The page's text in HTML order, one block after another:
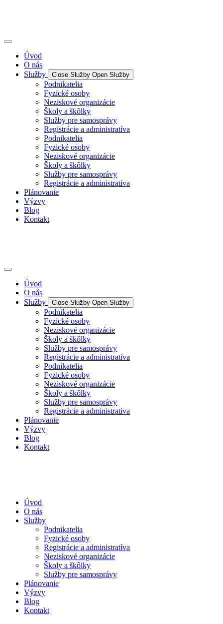
Úvod
O nás
Služby
Close Služby Open Služby
Podnikatelia
Fyzické osoby
Neziskové organizácie
Školy a škôlky
Služby pre samosprávy
Registrácie a administratíva
Podnikatelia
Fyzické osoby
Neziskové organizácie
Školy a škôlky
Služby pre samosprávy
Registrácie a administratíva
Plánovanie
Výzvy
Blog
Kontakt
Úvod
O nás
Služby
Close Služby Open Služby
Podnikatelia
Fyzické osoby
Neziskové organizácie
Školy a škôlky
Služby pre samosprávy
Registrácie a administratíva
Podnikatelia
Fyzické osoby
Neziskové organizácie
Školy a škôlky
Služby pre samosprávy
Registrácie a administratíva
Plánovanie
Výzvy
Blog
Kontakt
Úvod
O nás
Služby
Podnikatelia
Fyzické osoby
Registrácie a administratíva
Neziskové organizácie
Školy a škôlky
Služby pre samosprávy
Plánovanie
Výzvy
Blog
Kontakt